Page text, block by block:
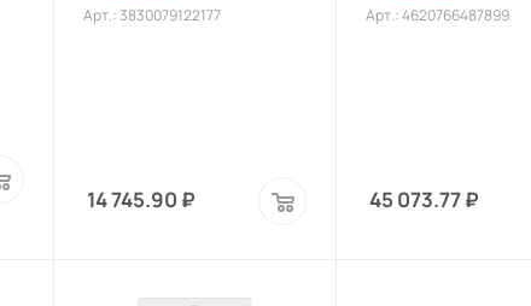
Арт.: 3830079122177
14 745.90 ₽
Арт.: 4620766487899
45 073.77₽